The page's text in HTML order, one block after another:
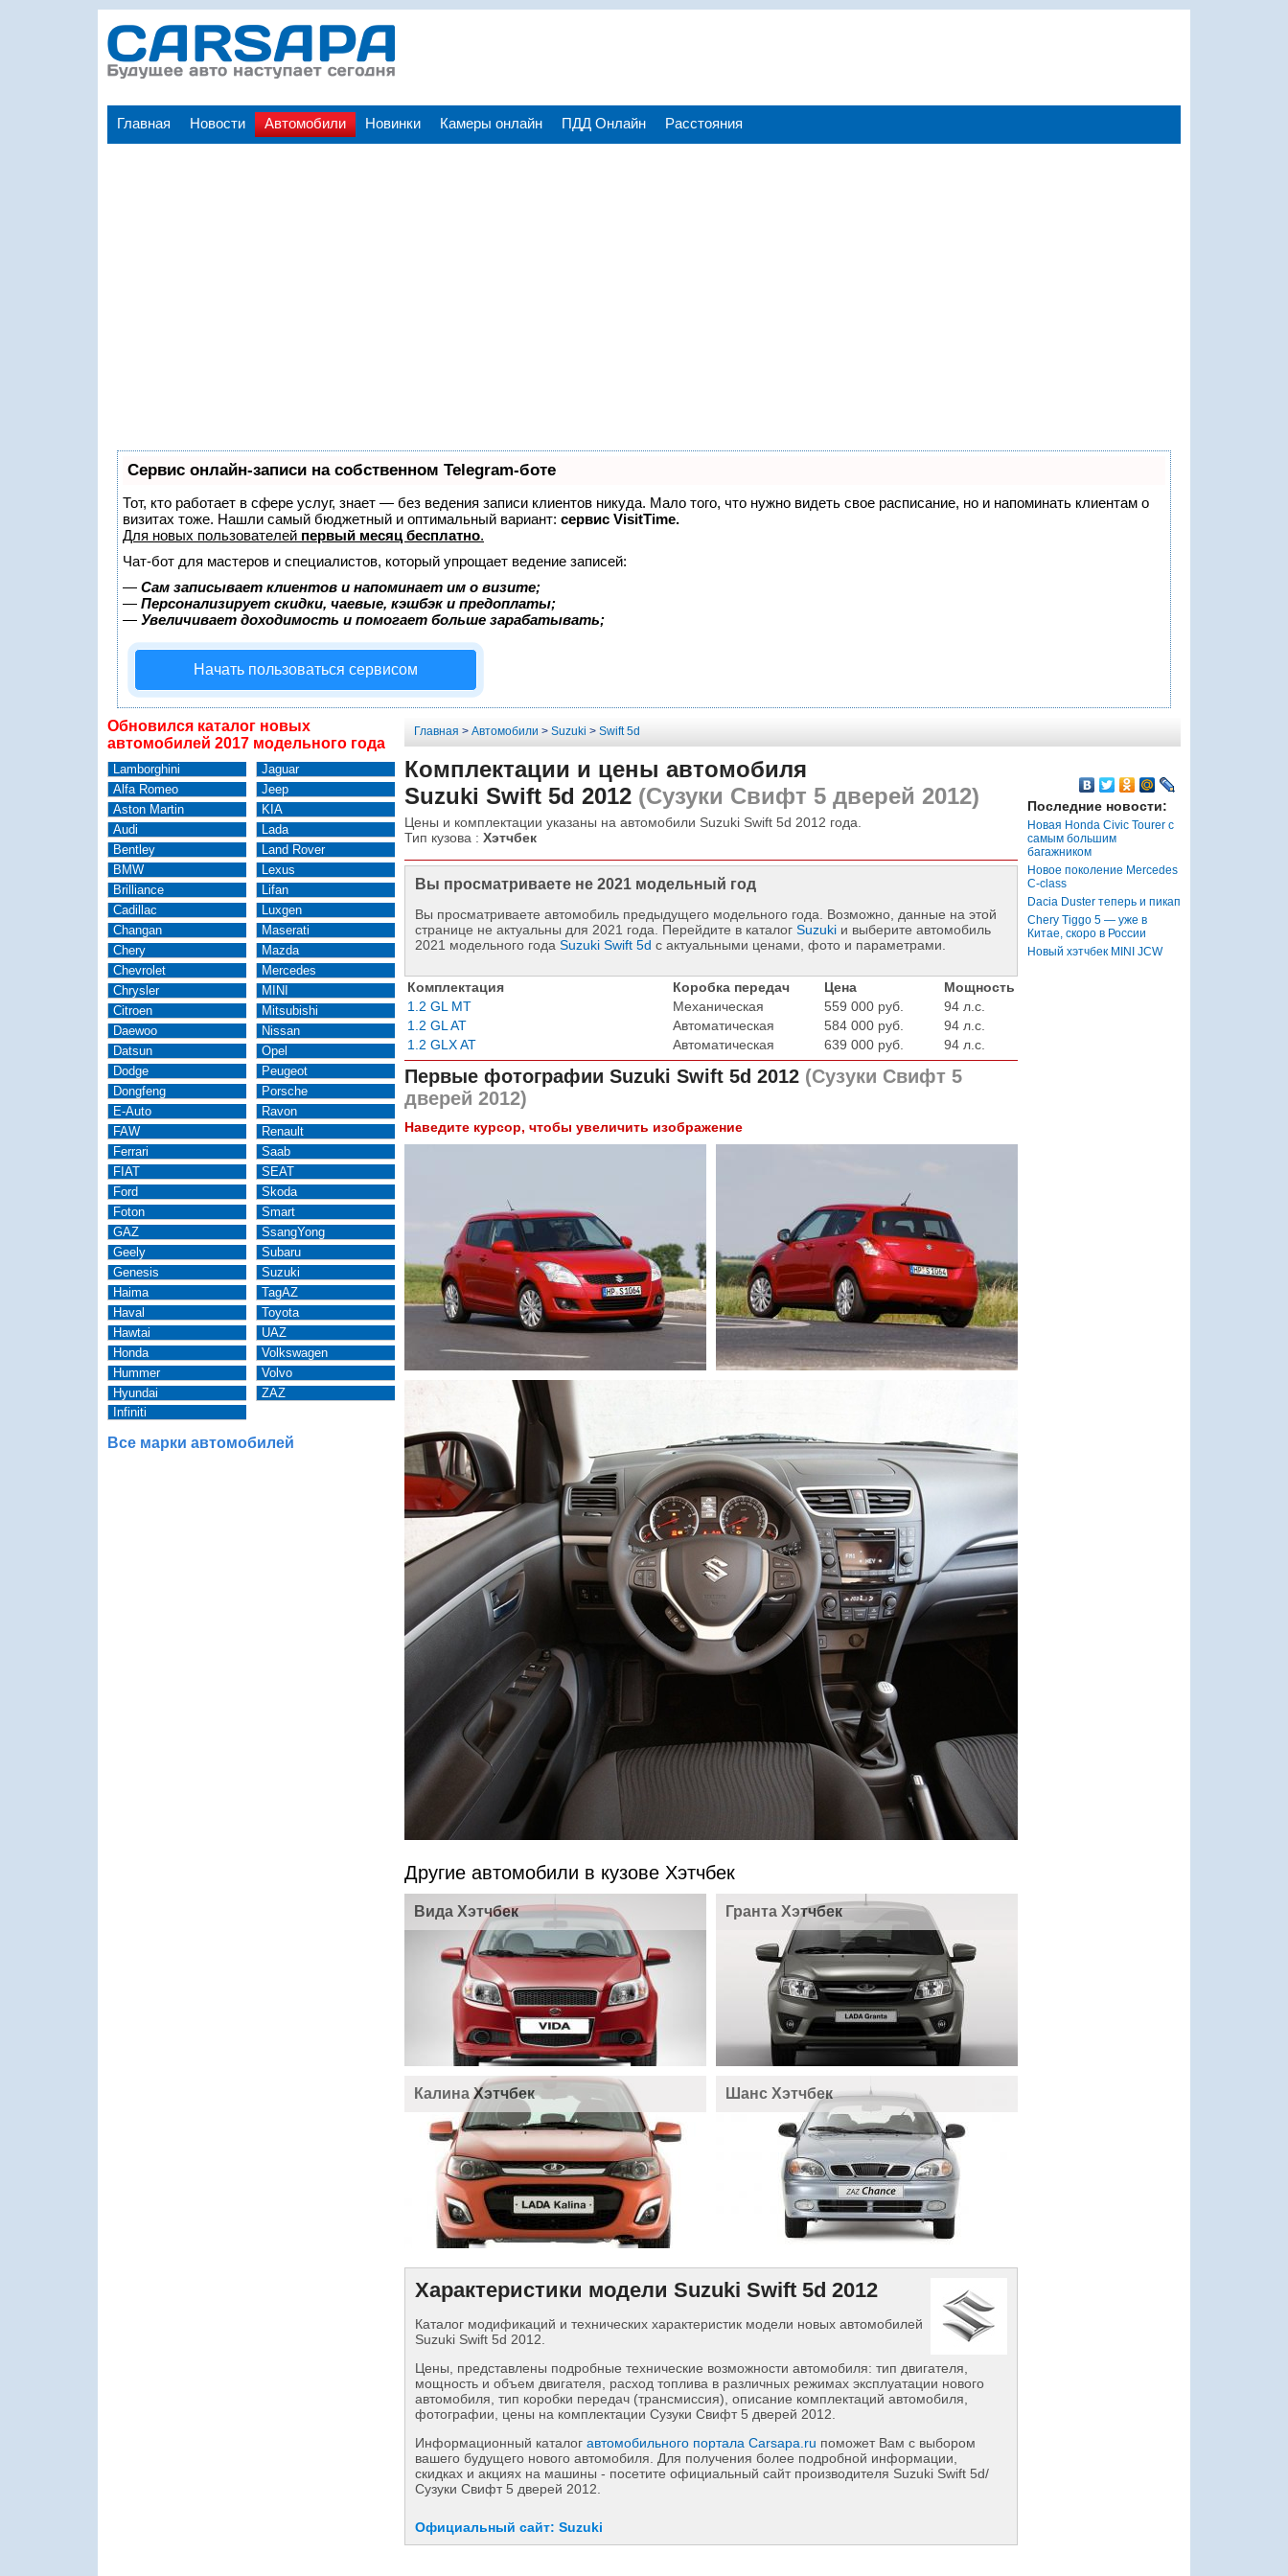
Главная Новости Автомобили Новинки Камеры онлайн ПДД Онлайн Расстояния
Сервис онлайн-записи на собственном Telegram-боте
Тот, кто работает в сфере услуг, знает — без ведения записи клиентов никуда. Мало того, что нужно видеть свое расписание, но и напоминать клиентам о
визитах тоже. Нашли самый бюджетный и оптимальный вариант: сервис VisitTime.
Для новых пользователей первый месяц бесплатно.
Чат-бот для мастеров и специалистов, который упрощает ведение записей:
— Сам записывает клиентов и напоминает им о визите;
— Персонализирует скидки, чаевые, кэшбэк и предоплаты;
— Увеличивает доходимость и помогает больше зарабатывать;
Начать пользоваться сервисом
Обновился каталог новых
автомобилей 2017 модельного года
Lamborghini
Alfa Romeo
Aston Martin
Audi
Bentley
BMW
Brilliance
Cadillac
Changan
Chery
Chevrolet
Chrysler
Citroen
Daewoo
Datsun
Dodge
Dongfeng
E-Auto
FAW
Ferrari
FIAT
Ford
Foton
GAZ
Geely
Genesis
Haima
Haval
Hawtai
Honda
Hummer
Hyundai
Infiniti
Jaguar
Jeep
KIA
Lada
Land Rover
Lexus
Lifan
Luxgen
Maserati
Mazda
Mercedes
MINI
Mitsubishi
Nissan
Opel
Peugeot
Porsche
Ravon
Renault
Saab
SEAT
Skoda
Smart
SsangYong
Subaru
Suzuki
TagAZ
Toyota
UAZ
Volkswagen
Volvo
ZAZ
Все марки автомобилей
Главная > Автомобили > Suzuki > Swift 5d
Комплектации и цены автомобиля
Suzuki Swift 5d 2012(Сузуки Свифт 5 дверей 2012)
Цены и комплектации указаны на автомобили Suzuki Swift 5d 2012 года.
Тип кузова : Хэтчбек
Вы просматриваете не 2021 модельный год
Вы просматриваете автомобиль предыдущего модельного года. Возможно, данные на этой
странице не актуальны для 2021 года. Перейдите в каталог Suzukiи выберите автомобиль
2021 модельного года Suzuki Swift 5d с актуальными ценами, фото и параметрами.
Комплектация Коробка передач Цена
Мощность
1.2 GL MT
Механическая 559 000 руб.
94 л.с.
1.2 GL AT
Автоматическая 584 000 руб.
94 л.с.
1.2 GLX AT
Автоматическая 639 000 руб. 94 л.с.
Первые фотографии Suzuki Swift 5d 2012(Сузуки Свифт 5
дверей 2012)
Наведите курсор, чтобы увеличить изображение
Другие автомобили в кузове Хэтчбек
Вида Хэтчбек Гранта Хэтчбек
Калина Хэтчбек Шанс Хэтчбек
Характеристики модели Suzuki Swift 5d 2012
Каталог модификаций и технических характеристик модели новых автомобилей
Suzuki Swift 5d 2012.
Цены, представлены подробные технические возможности автомобиля: тип двигателя,
мощность и объем двигателя, расход топлива в различных режимах эксплуатации нового
автомобиля, тип коробки передач (трансмиссия), описание комплектаций автомобиля,
фотографии, цены на комплектации Сузуки Свифт 5 дверей 2012.
Информационный каталог автомобильного портала Carsapa.ru поможет Вам с выбором
вашего будущего нового автомобиля. Для получения более подробной информации,
скидках и акциях на машины - посетите официальный сайт производителя Suzuki Swift 5d/
Сузуки Свифт 5 дверей 2012.
Официальный сайт: Suzuki
Последние новости:
Новая Honda Civic Tourer с
самым большим
багажником
Новое поколение Mercedes
C-class
Dacia Duster теперь и пикап
Chery Tiggo 5 — уже в
Китае, скоро в России
Новый хэтчбек MINI JCW